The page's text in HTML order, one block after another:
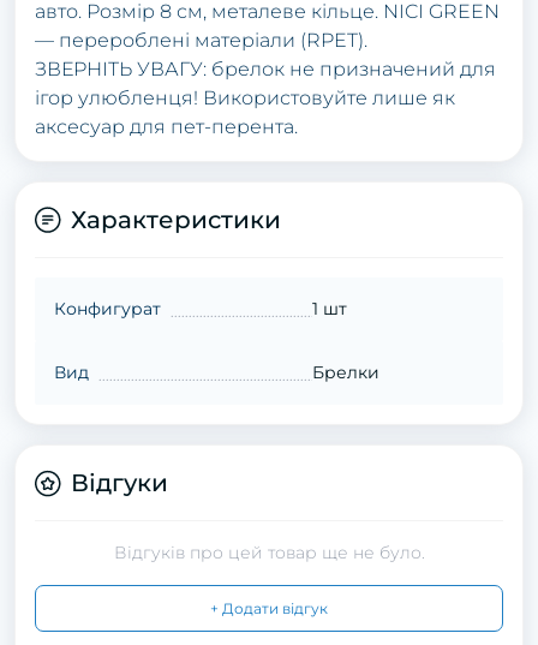
авто. Розмір 8 см, металеве кільце. NICI GREEN
— перероблені матеріали (RPET).
ЗВЕРНІТЬ УВАГУ: брелок не призначений для
ігор улюбленця! Використовуйте лише як
аксесуар для пет-перента.
Характеристики
Конфигурат 1 шт
Вид Брелки
Відгуки
Відгуків про цей товар ще не було.
+ Додати відгук